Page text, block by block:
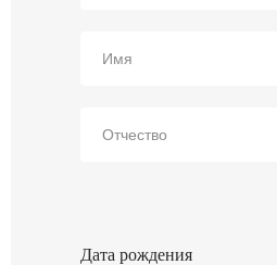
Дата рождения